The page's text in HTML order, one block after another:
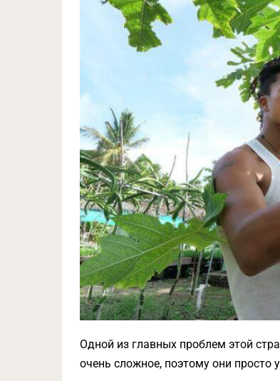
Одной из главных проблем этой
очень сложное, поэтому они просто